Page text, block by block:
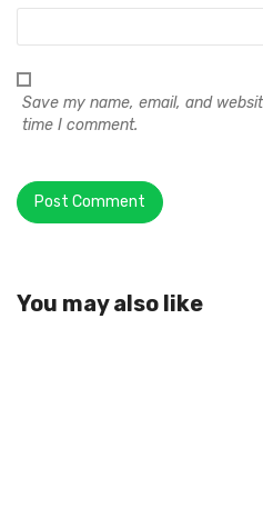
Save my name, email, and
time I comment.
You may also like